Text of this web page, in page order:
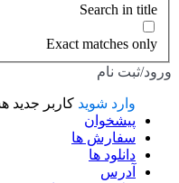
Search in title
Exact matches only
ورود/ثبت نام
وارد شوید کاربر جدید
پیشخوان
سفارش ها
دانلود ها
آدرس